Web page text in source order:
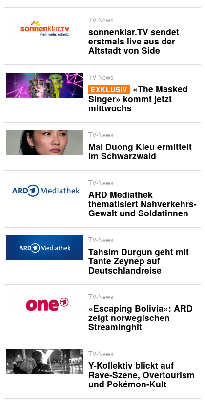
TV-News
sonnenklar.TV sendet
erstmals live aus der
Altstadt von Side
TV-News
EXKLUSIV «The Masked
Singer» kommt jetzt
mittwochs
TV-News
Mai Duong Kieu ermittelt
im Schwarzwald
TV-News
ARD Mediathek
thematisiert Nahverkehrs-
Gewalt und Soldatinnen
TV-News
Tahsim Durgun geht mit
Tante Zeynep auf
Deutschlandreise
TV-News
«Escaping Bolivia»: ARD
zeigt norwegischen
Streaminghit
TV-News
Y-Kollektiv blickt auf
Rave-Szene, Overtourism
und Pokémon-Kult